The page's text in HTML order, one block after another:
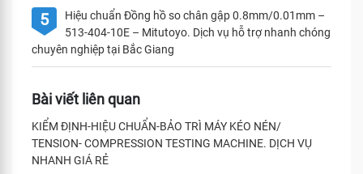
5
Hiệu chuẩn Đồng hồ so chân gập 0.8mm/0.01mm –
513-404-10E – Mitutoyo. Dịch vụ hỗ trợ nhanh chóng
chuyên nghiệp tại Bắc Giang
Bài viết liên quan
KIỂM ĐỊNH-HIỆU CHUẨN-BẢO TRÌ MÁY KÉO NÉN/
TENSION- COMPRESSION TESTING MACHINE. DỊCH VỤ
NHANH GIÁ RẺ